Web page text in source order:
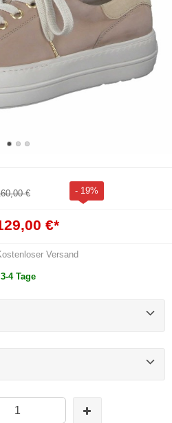
€ - 19%
€*
Versand
3-4 Tage